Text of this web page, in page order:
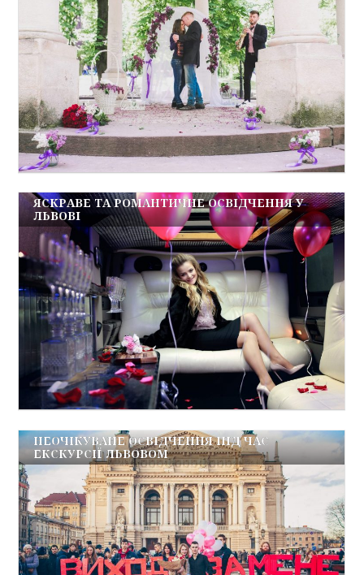
ЯСКРАВЕ ТА РОМАНТИЧНЕ ОСВІДЧЕННЯ У
ЛЬВОВІ
НЕОЧІКУВАНЕ ОСВІДЧЕННЯ ПІД ЧАС
ЕКСКУРСІЇ ЛЬВОВОМ